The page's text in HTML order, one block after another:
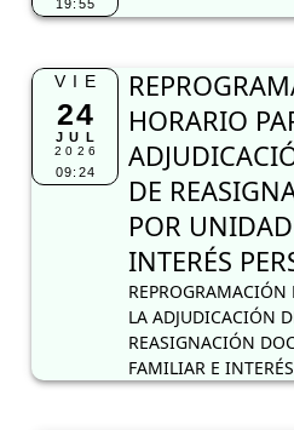
19:55
VIE
24
JUL
2026
09:24
HORARIO
DE
POR
INTERÉS
REPROGRAMACIÓN
LA ADJUDICACIÓN
REASIGNACIÓN
FAMILIAR E